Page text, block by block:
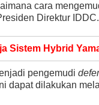
cara
Direktur IDDC.
Sistem Hybrid
pengemudi
dapat dilakukan